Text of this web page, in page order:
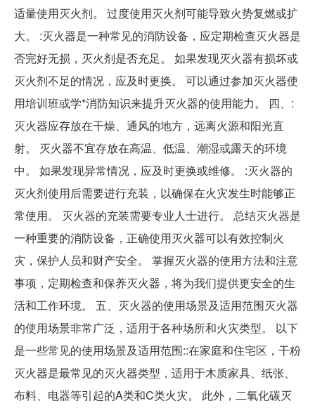
适量使用灭火剂。 过度使用灭火剂可能导致火势复燃或扩
大。 :灭火器是一种常见的消防设备，应定期检查灭火器是
否完好无损，灭火剂是否充足。 如果发现灭火器有损坏或
灭火剂不足的情况，应及时更换。 可以通过参加灭火器使
用培训班或学*消防知识来提升灭火器的使用能力。 四、:
灭火器应存放在干燥、通风的地方，远离火源和阳光直
射。 灭火器不宜存放在高温、低温、潮湿或露天的环境
中。 如果发现异常情况，应及时更换或维修。 :灭火器的
灭火剂使用后需要进行充装，以确保在火灾发生时能够正
常使用。 灭火器的充装需要专业人士进行。 总结灭火器是
一种重要的消防设备，正确使用灭火器可以有效控制火
灾，保护人员和财产安全。 掌握灭火器的使用方法和注意
事项，定期检查和保养灭火器，将为我们提供更安全的生
活和工作环境。 五、灭火器的使用场景及适用范围灭火器
的使用场景非常广泛，适用于各种场所和火灾类型。 以下
是一些常见的使用场景及适用范围::在家庭和住宅区，干粉
灭火器是最常见的灭火器类型，适用于木质家具、纸张、
布料、电器等引起的A类和C类火灾。 此外，二氧化碳灭